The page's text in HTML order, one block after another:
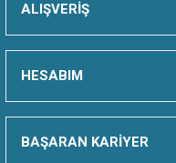
ALIŞVERİŞ
HESABIM
BAŞARAN KARİYER